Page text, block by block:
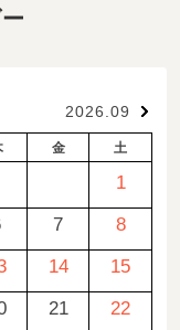
2026.09
金 土
1
7
8
14
15
21
22